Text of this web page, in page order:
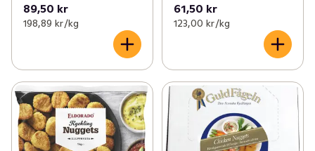
89,50 kr
198,89 kr /kg
61,50 kr
123,00 kr /kg